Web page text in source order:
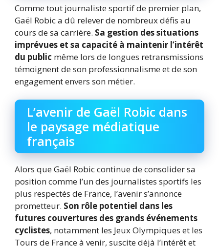
Comme tout journaliste sportif de premier plan,
Gaël Robic a dû relever de nombreux défis au
cours de sa carrière. Sa gestion des situations
imprévues et sa capacité à maintenir l’intérêt
du public même lors de longues retransmissions
témoignent de son professionnalisme et de son
engagement envers son métier.
L’avenir de Gaël Robic dans
le paysage médiatique
français
Alors que Gaël Robic continue de consolider sa
position comme l’un des journalistes sportifs les
plus respectés de France, l’avenir s’annonce
prometteur. Son rôle potentiel dans les
futures couvertures des grands événements
cyclistes, notamment les Jeux Olympiques et les
Tours de France à venir, suscite déjà l’intérêt et